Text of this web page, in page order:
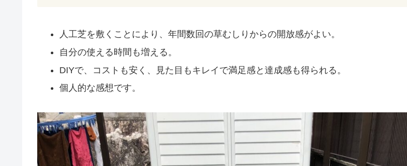
人工芝を敷くことにより、年間数回の草むしりからの開放感がよい。
自分の使える時間も増える。
DIYで、コストも安く、見た目もキレイで満足感と達成感も得られる。
個人的な感想です。